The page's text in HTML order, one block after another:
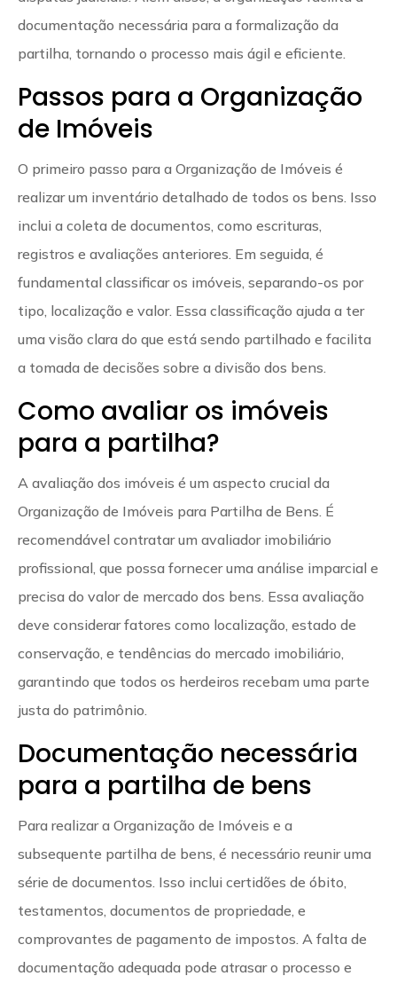
documentação necessária para a formalização da
partilha, tornando o processo mais ágil e eficiente.
Passos para a Organização
de Imóveis
O primeiro passo para a Organização de Imóveis é
realizar um inventário detalhado de todos os bens. Isso
inclui a coleta de documentos, como escrituras,
registros e avaliações anteriores. Em seguida, é
fundamental classificar os imóveis, separando-os por
tipo, localização e valor. Essa classificação ajuda a ter
uma visão clara do que está sendo partilhado e facilita
a tomada de decisões sobre a divisão dos bens.
Como avaliar os imóveis
para a partilha?
A avaliação dos imóveis é um aspecto crucial da
Organização de Imóveis para Partilha de Bens. É
recomendável contratar um avaliador imobiliário
profissional, que possa fornecer uma análise imparcial e
precisa do valor de mercado dos bens. Essa avaliação
deve considerar fatores como localização, estado de
conservação, e tendências do mercado imobiliário,
garantindo que todos os herdeiros recebam uma parte
justa do patrimônio.
Documentação necessária
para a partilha de bens
Para realizar a Organização de Imóveis e a
subsequente partilha de bens, é necessário reunir uma
série de documentos. Isso inclui certidões de óbito,
testamentos, documentos de propriedade, e
comprovantes de pagamento de impostos. A falta de
documentação adequada pode atrasar o processo e